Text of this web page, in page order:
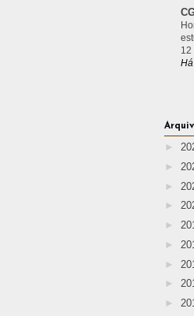
12
►
►
►
►
►
►
►
►
►